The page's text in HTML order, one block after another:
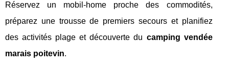
Réservez un mobil-home proche des commodités,
préparez une trousse de premiers secours et planifiez
des activités plage et découverte du camping vendée
marais poitevin.